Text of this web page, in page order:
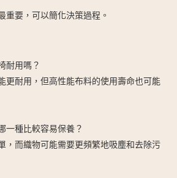
重要，可以簡化決策過程。
耐用嗎？
更耐用，但高性能布料的使用壽命也可能
一種比較容易保養？
，而織物可能需要更頻繁地吸塵和去除污